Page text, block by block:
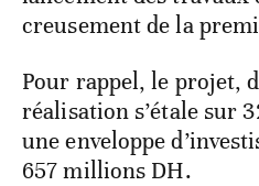
creusement de la
Pour rappel, le projet,
réalisation s’étale sur
une enveloppe
657 millions DH.